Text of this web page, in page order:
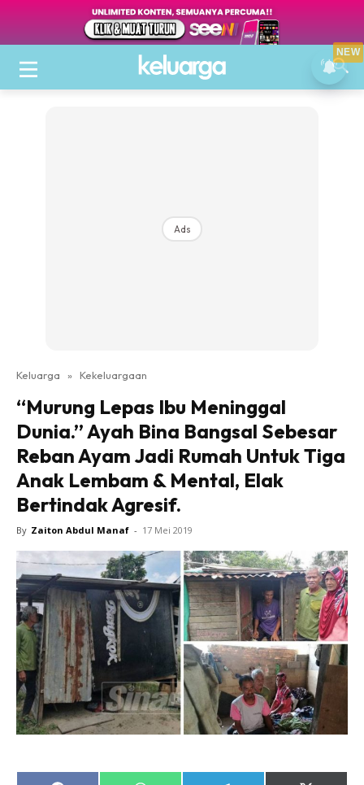
Ads
Keluarga » Kekeluargaan
“Murung Lepas Ibu Meninggal
Dunia.” Ayah Bina Bangsal Sebesar
Reban Ayam Jadi Rumah Untuk Tiga
Anak Lembam & Mental, Elak
Bertindak Agresif.
By Zaiton Abdul Manaf - 17 Mei 2019
NEW